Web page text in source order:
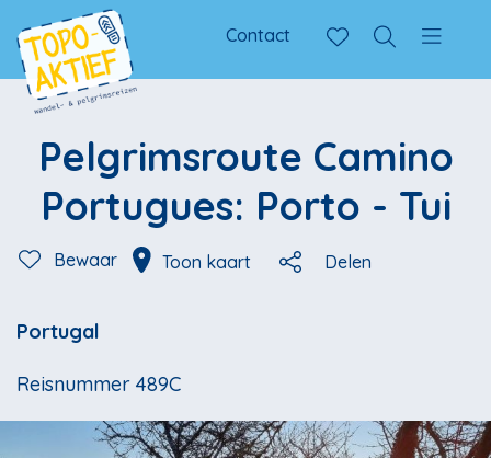
Contact
Pelgrimsroute Camino
Portugues: Porto - Tui
Bewaar Toon kaart Delen
Portugal
Reisnummer 489C